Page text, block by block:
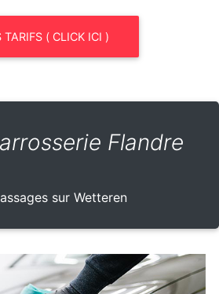
TARIFS ( CLICK ICI )
Flandre
sur Wetteren